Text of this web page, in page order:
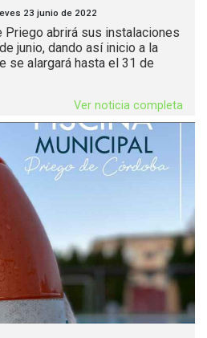
23 junio de 2022
Priego abrirá sus instalaciones
junio, dando así inicio a la
se alargará hasta el 31 de
Ver noticia completa